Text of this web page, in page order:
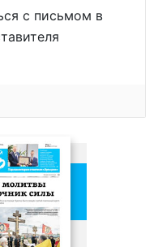
с письмом в